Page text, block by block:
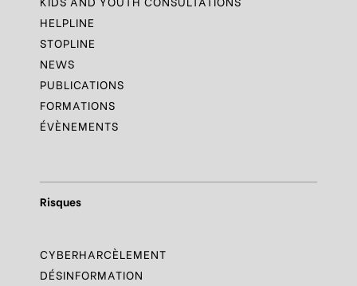
HELPLINE
STOPLINE
NEWS
PUBLICATIONS
FORMATIONS
ÉVÈNEMENTS
Risques
CYBERHARCÈLEMENT
DÉSINFORMATION